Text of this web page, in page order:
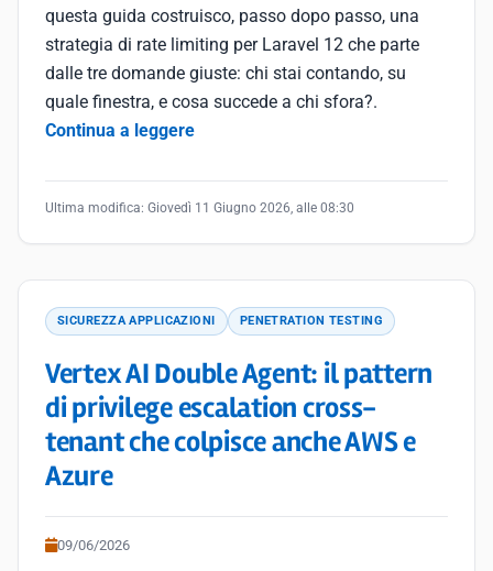
questa guida costruisco, passo dopo passo, una
strategia di rate limiting per Laravel 12 che parte
dalle tre domande giuste: chi stai contando, su
quale finestra, e cosa succede a chi sfora?.
Continua a leggere
Ultima modifica: Giovedì 11 Giugno 2026, alle 08:30
SICUREZZA APPLICAZIONI PENETRATION TESTING
Vertex AI Double Agent: il pattern
di privilege escalation cross-
tenant che colpisce anche AWS e
Azure
09/06/2026